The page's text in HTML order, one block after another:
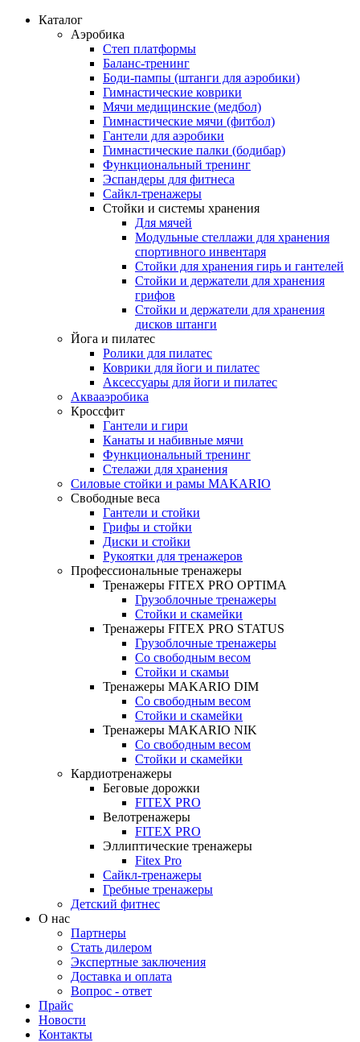
Каталог
Аэробика
Степ платформы
Баланс-тренинг
Боди-пампы (штанги для аэробики)
Гимнастические коврики
Мячи медицинские (медбол)
Гимнастические мячи (фитбол)
Гантели для аэробики
Гимнастические палки (бодибар)
Функциональный тренинг
Эспандеры для фитнеса
Сайкл-тренажеры
Стойки и системы хранения
Для мячей
Модульные стеллажи для хранения
спортивного инвентаря
Стойки для хранения гирь и гантелей
Стойки и держатели для хранения
грифов
Стойки и держатели для хранения
дисков штанги
Йога и пилатес
Ролики для пилатес
Коврики для йоги и пилатес
Аксессуары для йоги и пилатес
Аквааэробика
Кроссфит
Гантели и гири
Канаты и набивные мячи
Функциональный тренинг
Стелажи для хранения
Силовые стойки и рамы MAKARIO
Свободные веса
Гантели и стойки
Грифы и стойки
Диски и стойки
Рукоятки для тренажеров
Профессиональные тренажеры
Тренажеры FITEX PRO OPTIMA
Грузоблочные тренажеры
Стойки и скамейки
Тренажеры FITEX PRO STATUS
Грузоблочные тренажеры
Со свободным весом
Стойки и скамьи
Тренажеры MAKARIO DIM
Со свободным весом
Стойки и скамейки
Тренажеры MAKARIO NIK
Со свободным весом
Стойки и скамейки
Кардиотренажеры
Беговые дорожки
FITEX PRO
Велотренажеры
FITEX PRO
Эллиптические тренажеры
Fitex Pro
Сайкл-тренажеры
Гребные тренажеры
Детский фитнес
О нас
Партнеры
Стать дилером
Экспертные заключения
Доставка и оплата
Вопрос - ответ
Прайс
Новости
Контакты